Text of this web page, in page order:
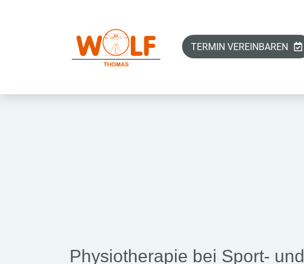
TERMIN VEREINBAREN
Physiotherapie bei Sport- und